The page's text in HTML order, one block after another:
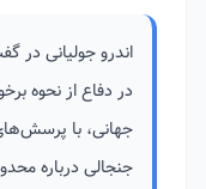
اندرو جولیانی در
در دفاع از نحوه
جهانی، با
جنجالی درباره